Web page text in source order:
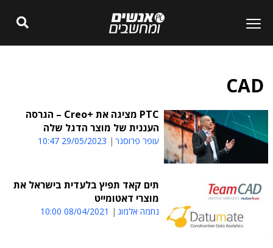
CAD
PTC מציגה את +Creo – הגרסה
העננית של מוצר הדגל שלה
עופר פרוסנר 29/05/2023 10:47
תים קאד תפיץ בלעדית בישראל את
מוצרי דאטומייט
נחמה אלמוג 08/04/2021 10:00